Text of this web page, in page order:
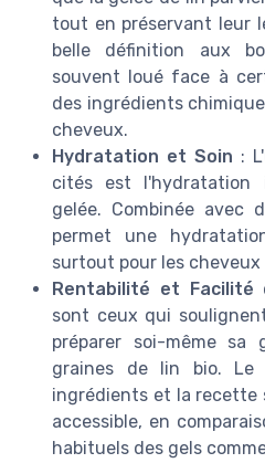
tout en préservant leur
belle définition aux
souvent loué face à
des ingrédients
cheveux.
Hydratation et Soin :
cités est l'hydratation
gelée. Combinée avec
permet une
surtout pour les cheveux
Rentabilité et Facilité
sont ceux qui
préparer soi-même
graines de lin bio.
ingrédients et la
accessible, en
habituels des gels